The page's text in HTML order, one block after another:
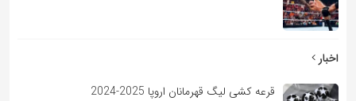
اخبار
قرعه کشی لیگ قهرمانان اروپا 2025-2024